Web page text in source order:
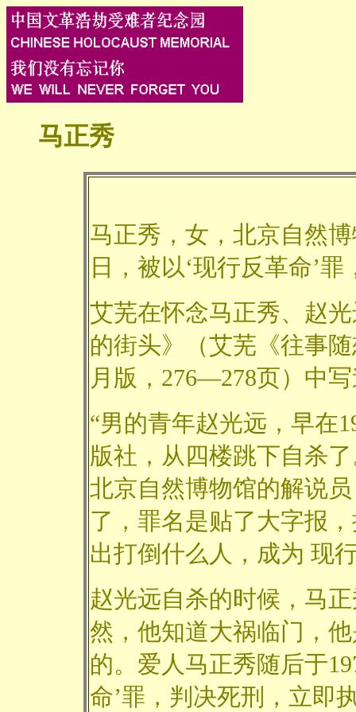
马正秀
马正秀，女，北京自然
日，被以‘现行反革命’
艾芜在怀念马正秀、赵
的街头》（艾芜《往事
月版，276―278页）中
“男的青年赵光远，早在
版社，从四楼跳下自杀
北京自然博物馆的解说
了，罪名是贴了大字报
出打倒什么人，成为 现
赵光远自杀的时候，马
然，他知道大祸临门，
的。爱人马正秀随后于
命’罪，判决死刑，立即